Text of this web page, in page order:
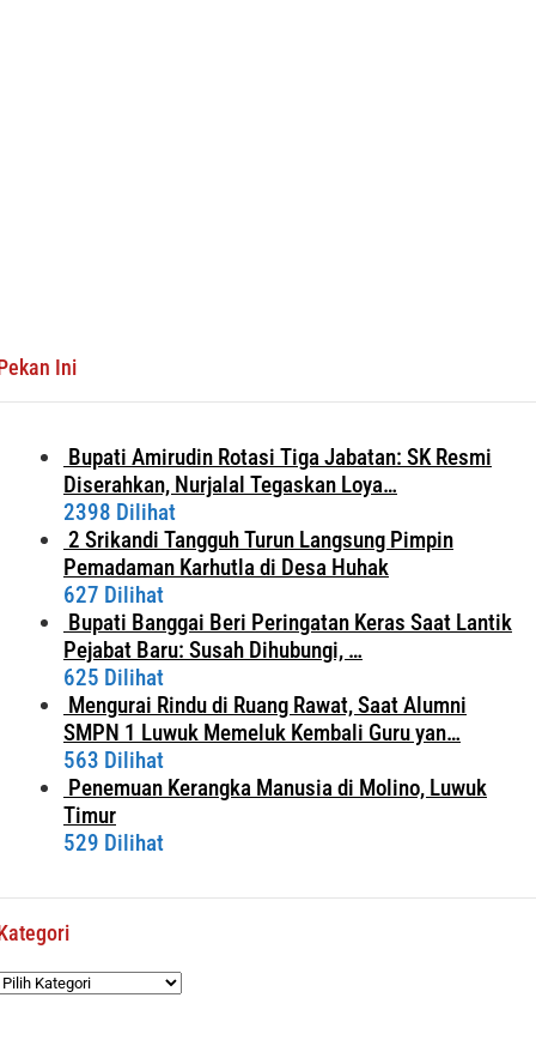
Ini
Bupati Amirudin Rotasi Tiga Jabatan: SK Resmi
Diserahkan, Nurjalal Tegaskan Loya…
2398 Dilihat
2 Srikandi Tangguh Turun Langsung Pimpin
Pemadaman Karhutla di Desa Huhak
627 Dilihat
Bupati Banggai Beri Peringatan Keras Saat Lantik
Pejabat Baru: Susah Dihubungi, …
625 Dilihat
Mengurai Rindu di Ruang Rawat, Saat Alumni
SMPN 1 Luwuk Memeluk Kembali Guru yan…
563 Dilihat
Penemuan Kerangka Manusia di Molino, Luwuk
Timur
529 Dilihat